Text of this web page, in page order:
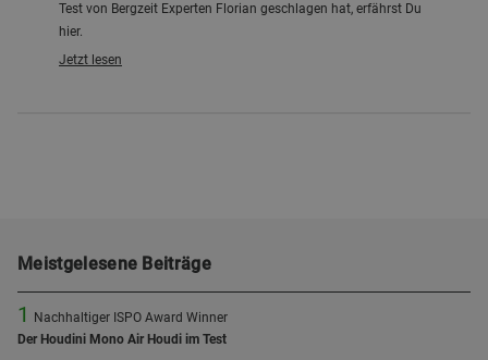
Test von Bergzeit Experten Florian geschlagen hat, erfährst Du
hier.
Jetzt lesen
Meistgelesene Beiträge
1
Nachhaltiger ISPO Award Winner
Der Houdini Mono Air Houdi im Test